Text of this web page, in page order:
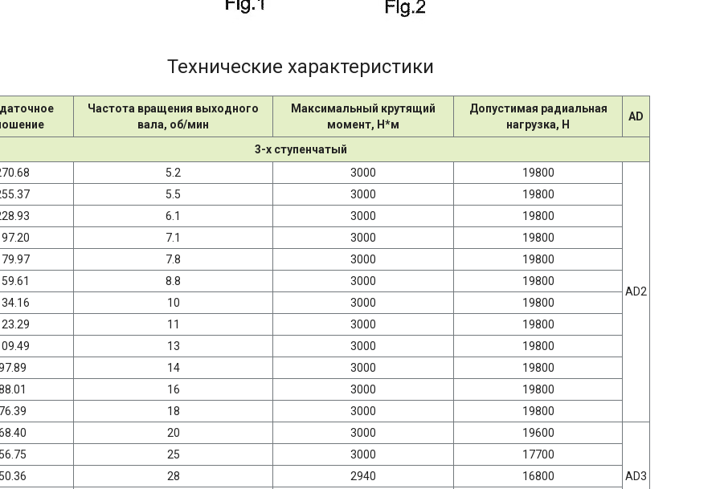
Технические характеристики
Частота вращения выходного
вала, об/мин
Максимальный крутящий
момент, Н*м
Допустимая радиальная
нагрузка, Н
AD
3-х ступенчатый
5.2 3000 19800
AD2
5.5 3000
19800
6.1 3000
19800
7.1 3000
19800
7.8 3000
19800
8.8 3000
19800
10 3000
19800
11 3000
19800
13 3000
19800
14 3000
19800
16 3000
19800
76.39
18 3000
19800
20 3000 19600
AD3
56.75 25 3000
17700
50.36
28 2940 16800